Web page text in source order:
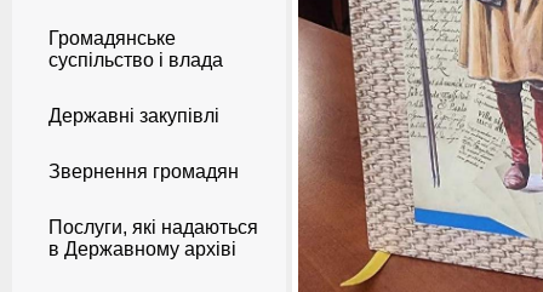
Громадянське
суспільство і влада
Державні закупівлі
Звернення громадян
Послуги, які надаються
в Державному архіві